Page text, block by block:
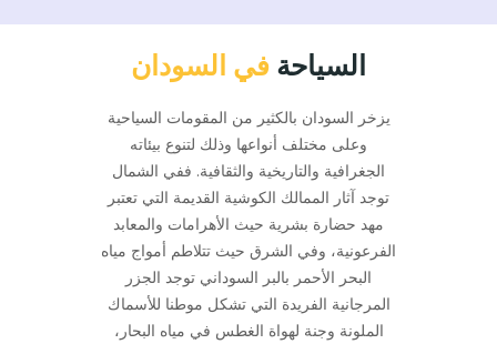
السياحة في السودان
يزخر السودان بالكثير من المقومات السياحية
وعلى مختلف أنواعها وذلك لتنوع بيئاته
الجغرافية والتاريخية والثقافية. ففي الشمال
توجد آثار الممالك الكوشية القديمة التي تعتبر
مهد حضارة بشرية حيث الأهرامات والمعابد
الفرعونية، وفي الشرق حيث تتلاطم أمواج مياه
البحر الأحمر بالبر السوداني توجد الجزر
المرجانية الفريدة التي تشكل موطنا للأسماك
الملونة وجنة لهواة الغطس في مياه البحار،